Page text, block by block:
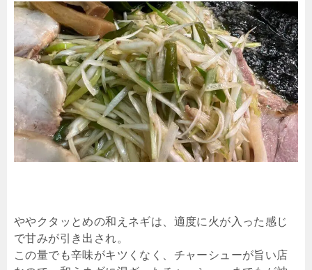
ややクタッとめの和えネギは、適度に火が入った感じ
で甘みが引き出され。
この量でも辛味がキツくなく、チャーシューが旨い店